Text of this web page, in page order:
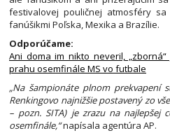
festivalovej pouličnej atmosféry
fanúšikmi Poľska, Mexika a Brazílie.
Odporúčame:
Ani doma im nikto neveril,
prahu osemfinále MS vo futbale
„Na šampionáte plnom prekvapení
Renkingovo najnižšie postavený zo
– pozn. SITA) je zrazu na najlepšej
osemfinále,“napísala agentúra AP.